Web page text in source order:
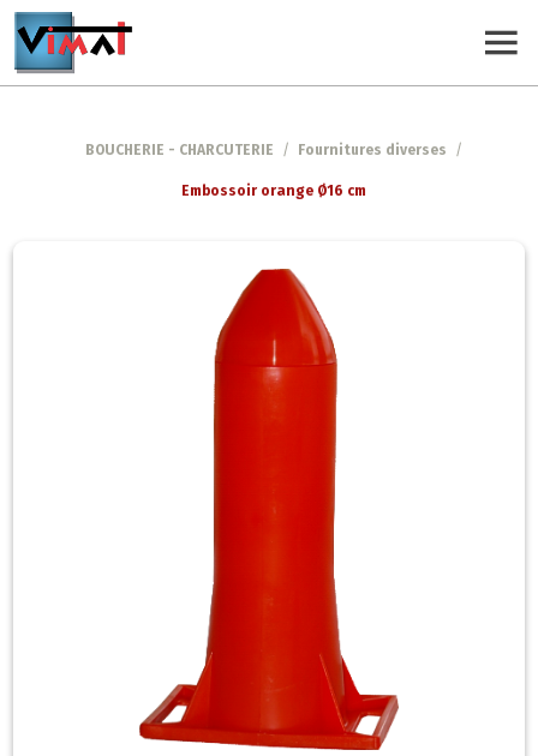
BOUCHERIE - CHARCUTERIE / Fournitures diverses /
Embossoir orange Ø16 cm